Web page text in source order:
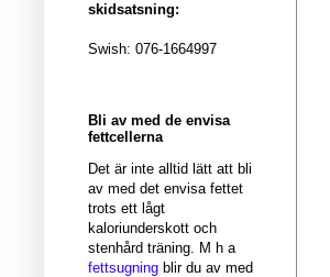
skidsatsning:
Swish: 076-1664997
Bli av med de envisa
fettcellerna
Det är inte alltid lätt att bli
av med det envisa fettet
trots ett lågt
kaloriunderskott och
stenhård träning. M h a
fettsugning blir du av med